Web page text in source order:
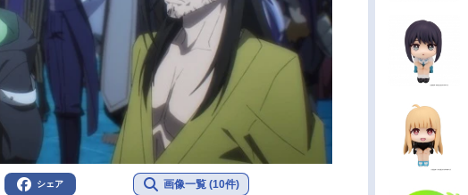
シェア 画像一覧 (10件)